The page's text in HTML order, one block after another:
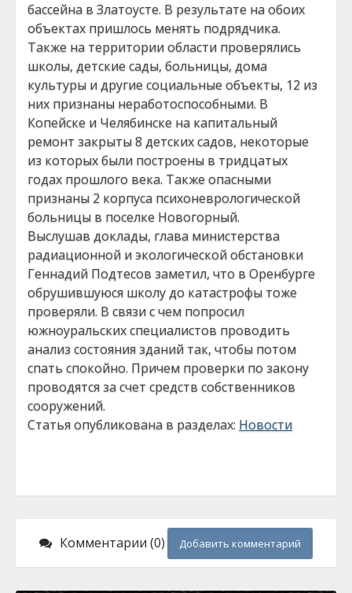
бассейна в Златоусте. В результате на обоих
объектах пришлось менять подрядчика.
Также на территории области проверялись
школы, детские сады, больницы, дома
культуры и другие социальные объекты, 12 из
них признаны неработоспособными. В
Копейске и Челябинске на капитальный
ремонт закрыты 8 детских садов, некоторые
из которых были построены в тридцатых
годах прошлого века. Также опасными
признаны 2 корпуса психоневрологической
больницы в поселке Новогорный.
Выслушав доклады, глава министерства
радиационной и экологической обстановки
Геннадий Подтесов заметил, что в Оренбурге
обрушившуюся школу до катастрофы тоже
проверяли. В связи с чем попросил
южноуральских специалистов проводить
анализ состояния зданий так, чтобы потом
спать спокойно. Причем проверки по закону
проводятся за счет средств собственников
сооружений.
Статья опубликована в разделах: Новости
Комментарии (0) Добавить комментарий